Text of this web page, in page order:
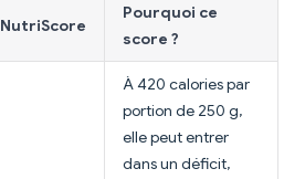
NutriScore
Pourquoi ce
score ?
À 420 calories par
portion de 250 g,
elle peut entrer
dans un déficit,